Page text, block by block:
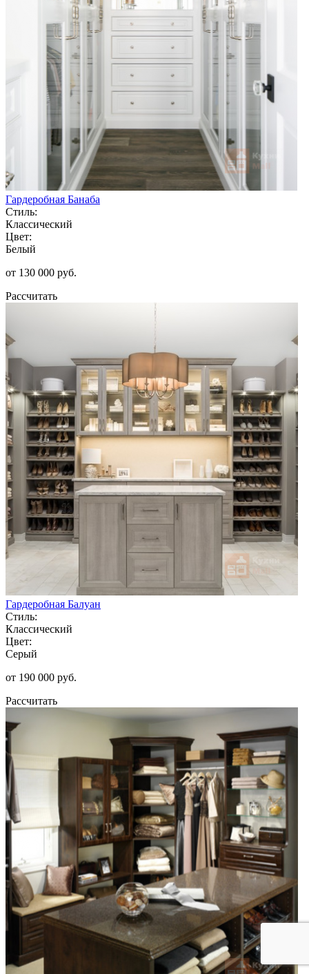
Гардеробная Банаба
Стиль:
Классический
Цвет:
Белый
от 130 000 руб.
Рассчитать
Гардеробная Балуан
Стиль:
Классический
Цвет:
Серый
от 190 000 руб.
Рассчитать